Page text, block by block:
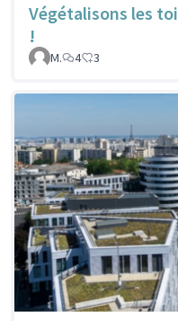
Végétalisons les
!
M.
4 3